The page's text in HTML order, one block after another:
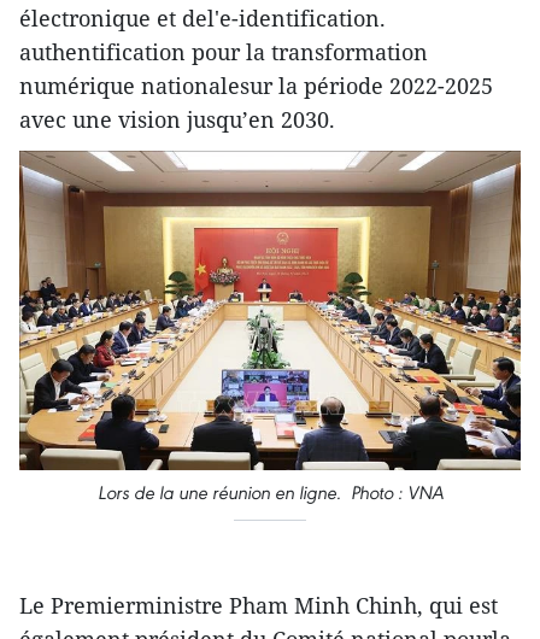
électronique et del'e-identification.
authentification pour la transformation
numérique nationalesur la période 2022-2025
avec une vision jusqu’en 2030.
Lors de la une réunion en ligne. Photo : VNA
Le Premierministre Pham Minh Chinh, qui est